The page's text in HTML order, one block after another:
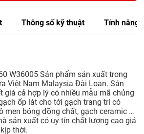
Thông số kỹ thuật Tính năng
W36005 Sản phẩm sản xuất trong
Việt Nam Malaysia Đài Loan. Sản
giá cả hợp lý có nhiều mẫu mã chủng
ốp lát cho tới gạch trang trí có
men bóng đồng chất, gạch ceramic …
sản xuất có uy tín chất lượng cao giá
thời.